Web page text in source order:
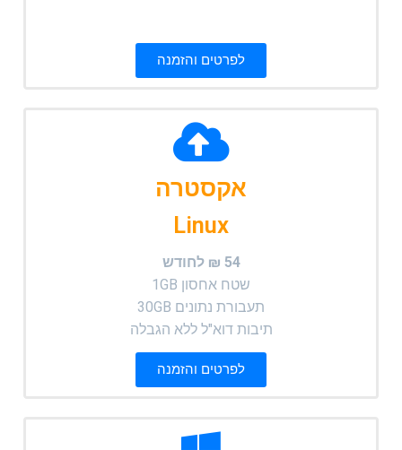
לפרטים והזמנה
אקסטרה
Linux
54 ₪ לחודש
שטח אחסון 1GB
תעבורת נתונים 30GB
תיבות דוא"ל ללא הגבלה
לפרטים והזמנה